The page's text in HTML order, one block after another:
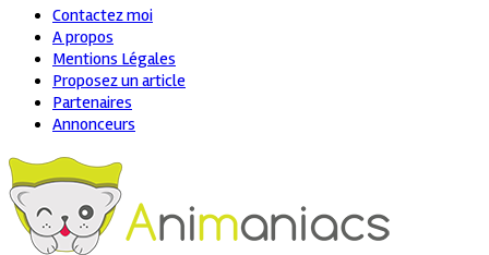
Contactez moi
A propos
Mentions Légales
Proposez un article
Partenaires
Annonceurs